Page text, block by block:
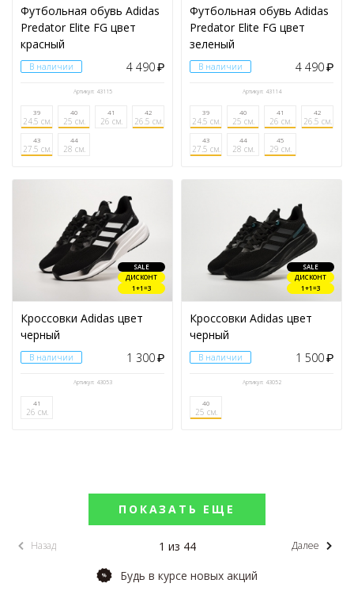
Футбольная обувь Adidas
Predator Elite FG цвет
красный
В наличии 4 490₽
Артикул: 43115
39
24.5 см.
40
25 см.
41
26 см.
42
26.5 см.
43
27.5 см.
44
28 см.
Футбольная обувь Adidas
Predator Elite FG цвет
зеленый
В наличии 4 490₽
Артикул: 43114
39
24.5 см.
40
25 см.
41
26 см.
42
26.5 см.
43
27.5 см.
44
28 см.
45
29 см.
SALE
ДИСКОНТ
1+1=3
Кроссовки Adidas цвет
черный
В наличии 1 300₽
Артикул: 43053
41
26 см.
SALE
ДИСКОНТ
1+1=3
Кроссовки Adidas цвет
черный
В наличии 1 500₽
Артикул: 43052
40
25 см.
ПОКАЗАТЬ ЕЩЕ
Назад Далее
1 из 44
Будь в курсе новых акций